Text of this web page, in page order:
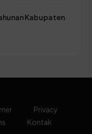
Kabupaten
Privacy
Kontak